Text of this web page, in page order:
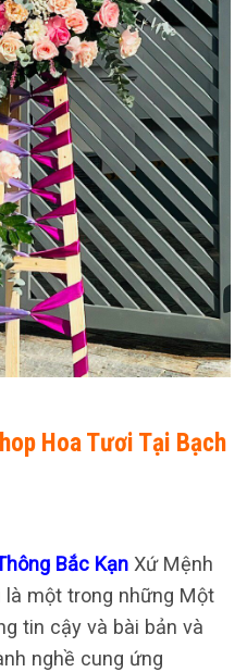
Hoa Tươi Tại Bạch
Bắc Kạn Xứ Mệnh
là một trong những Một
tin cậy và bài bản và
nghề cung ứng